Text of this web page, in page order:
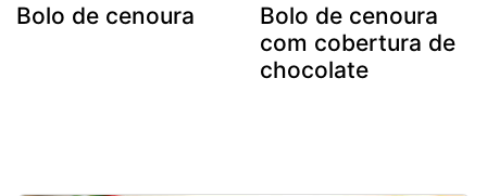
Bolo de cenoura
Bolo de cenoura
com cobertura de
chocolate